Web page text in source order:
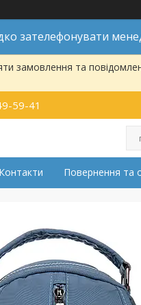
зателефонувати
замовлення та
59-41
Контакти Повернення та